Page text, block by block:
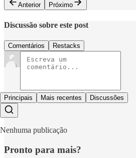
Anterior
Próximo
Discussão sobre este post
Comentários Restacks
Principais Mais recentes Discussões
Nenhuma publicação
Pronto para mais?